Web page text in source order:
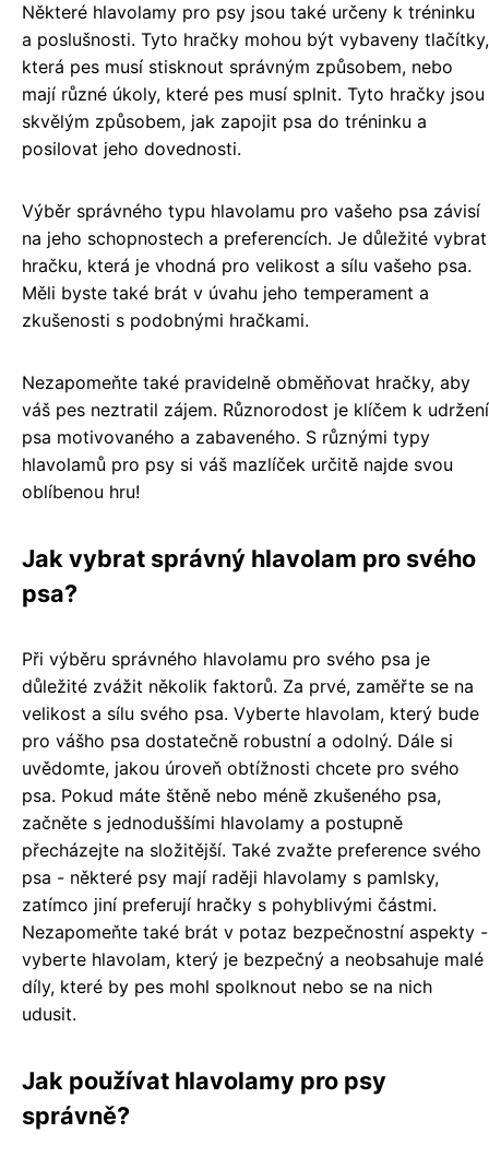
Některé hlavolamy pro psy jsou také určeny k tréninku
a poslušnosti. Tyto hračky mohou být vybaveny tlačítky,
která pes musí stisknout správným způsobem, nebo
mají různé úkoly, které pes musí splnit. Tyto hračky jsou
skvělým způsobem, jak zapojit psa do tréninku a
posilovat jeho dovednosti.
Výběr správného typu hlavolamu pro vašeho psa závisí
na jeho schopnostech a preferencích. Je důležité vybrat
hračku, která je vhodná pro velikost a sílu vašeho psa.
Měli byste také brát v úvahu jeho temperament a
zkušenosti s podobnými hračkami.
Nezapomeňte také pravidelně obměňovat hračky, aby
váš pes neztratil zájem. Různorodost je klíčem k udržení
psa motivovaného a zabaveného. S různými typy
hlavolamů pro psy si váš mazlíček určitě najde svou
oblíbenou hru!
Jak vybrat správný hlavolam pro svého
psa?
Při výběru správného hlavolamu pro svého psa je
důležité zvážit několik faktorů. Za prvé, zaměřte se na
velikost a sílu svého psa. Vyberte hlavolam, který bude
pro vášho psa dostatečně robustní a odolný. Dále si
uvědomte, jakou úroveň obtížnosti chcete pro svého
psa. Pokud máte štěně nebo méně zkušeného psa,
začněte s jednoduššími hlavolamy a postupně
přecházejte na složitější. Také zvažte preference svého
psa - některé psy mají raději hlavolamy s pamlsky,
zatímco jiní preferují hračky s pohyblivými částmi.
Nezapomeňte také brát v potaz bezpečnostní aspekty -
vyberte hlavolam, který je bezpečný a neobsahuje malé
díly, které by pes mohl spolknout nebo se na nich
udusit.
Jak používat hlavolamy pro psy
správně?